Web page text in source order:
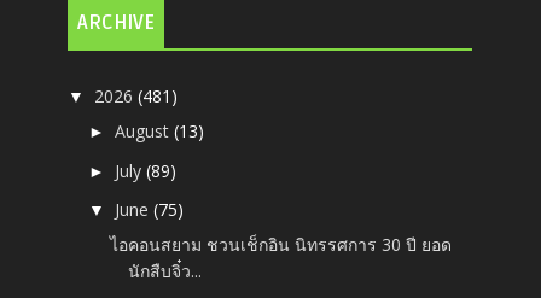
ARCHIVE
▼ 2026(481)
►August(13)
► July(89)
▼ June(75)
ไอคอนสยาม ชวนเช็กอิน นิทรรศการ 30 ปี ยอด
นักสืบจิ๋ว...